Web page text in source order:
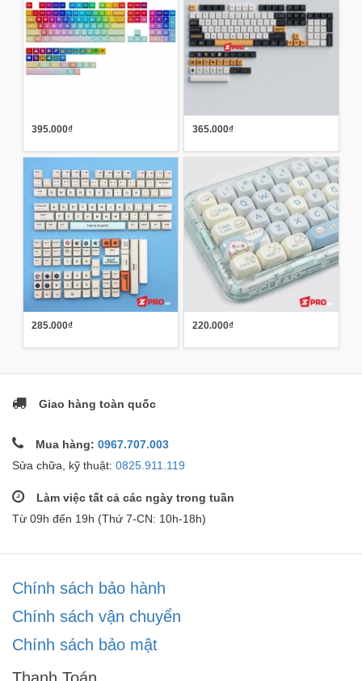
395.000₫ 365.000₫
285.000₫ 220.000₫
Giao hàng toàn quốc
Mua hàng: 0967.707.003
Sửa chữa, kỹ thuật: 0825.911.119
Làm việc tất cả các ngày trong tuần
Từ 09h đến 19h (Thứ 7-CN: 10h-18h)
Chính sách bảo hành
Chính sách vận chuyển
Chính sách bảo mật